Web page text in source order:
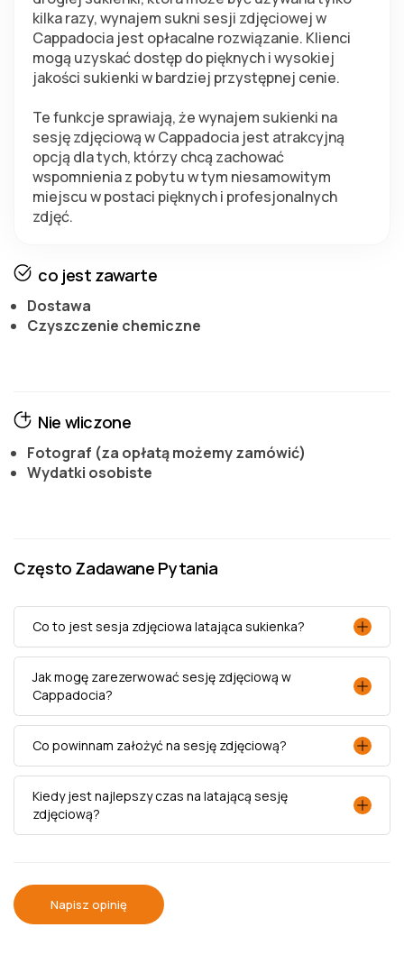
kilka razy, wynajem sukni sesji zdjęciowej w
Cappadocia jest opłacalne rozwiązanie. Klienci
mogą uzyskać dostęp do pięknych i wysokiej
jakości sukienki w bardziej przystępnej cenie.
Te funkcje sprawiają, że wynajem sukienki na
sesję zdjęciową w Cappadocia jest atrakcyjną
opcją dla tych, którzy chcą zachować
wspomnienia z pobytu w tym niesamowitym
miejscu w postaci pięknych i profesjonalnych
zdjęć.
co jest zawarte
Dostawa
Czyszczenie chemiczne
Nie wliczone
Fotograf (za opłatą możemy zamówić)
Wydatki osobiste
Często Zadawane Pytania
Co to jest sesja zdjęciowa latająca sukienka?
Jak mogę zarezerwować sesję zdjęciową w
Cappadocia?
Co powinnam założyć na sesję zdjęciową?
Kiedy jest najlepszy czas na latającą sesję
zdjęciową?
Napisz opinię